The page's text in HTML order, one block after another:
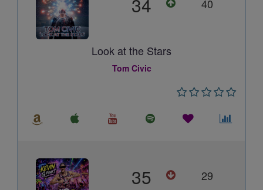
40
Look at the Stars
Tom Civic
35 29